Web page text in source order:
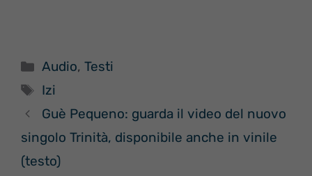
Categorie
Audio,Testi
Tag
Izi
Guè Pequeno: guarda il video del nuovo
singolo Trinità, disponibile anche in vinile
(testo)